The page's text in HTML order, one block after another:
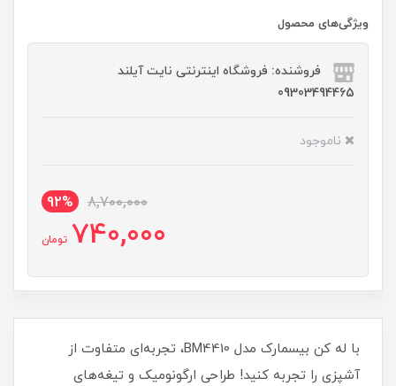
ویژگی‌های محصول
فروشنده: فروشگاه اینترنتی نایت آیلند
09303494465
ناموجود
8,700,000
92%
740,000 تومان
با له کن بیسمارک مدل BM4410، تجربه‌ای متفاوت از
آشپزی را تجربه کنید! طراحی ارگونومیک و تیغه‌های